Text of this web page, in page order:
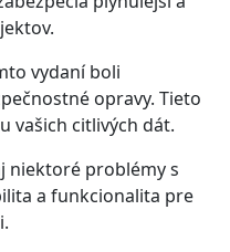
vydaní boli
opravy. Tieto
vašich citlivých dát.
niektoré problémy s
a funkcionalita pre